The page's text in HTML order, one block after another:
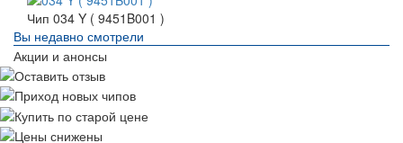
Чип 034 Y ( 9451B001 )
Вы недавно смотрели
Акции и анонсы